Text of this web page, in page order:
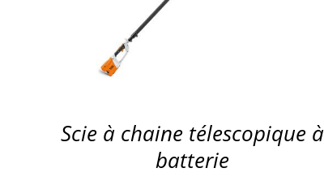
Scie à chaine télescopique à
batterie